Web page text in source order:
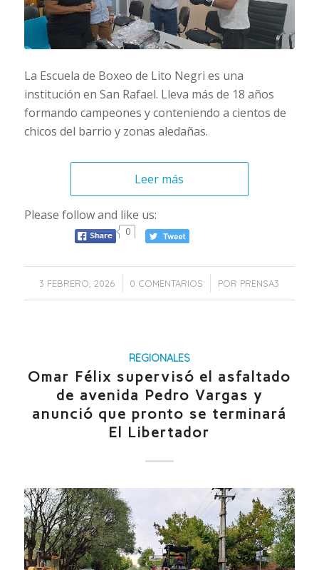
La Escuela de Boxeo de Lito Negri es una
institución en San Rafael. Lleva más de 18 años
formando campeones y conteniendo a cientos de
chicos del barrio y zonas aledañas.
Leer más
Please follow and like us:
0
3 FEBRERO, 2026
/ 0 COMENTARIOS
/ POR PRENSA3
REGIONALES
Omar Félix supervisó el asfaltado
de avenida Pedro Vargas y
anunció que pronto se terminará
El Libertador